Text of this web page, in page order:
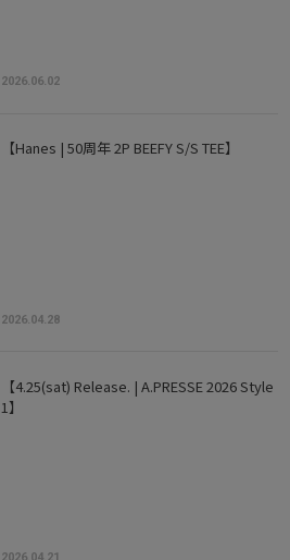
2026.06.02
【Hanes | 50周年 2P BEEFY S/S TEE】
2026.04.28
【4.25(sat) Release. | A.PRESSE 2026 Style
1】